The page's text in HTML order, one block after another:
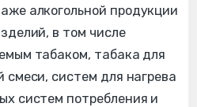
алкогольной продукции
в том числе
табаком, табака для
смеси, систем для нагрева
систем потребления и